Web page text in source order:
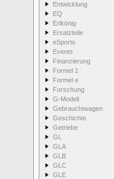
Entwicklung
EQ
Erlkönig
Ersatzteile
eSports
Events
Finanzierung
Formel 1
Formel e
Forschung
G-Modell
Gebrauchtwagen
Geschichte
Getriebe
GL
GLA
GLB
GLC
GLE